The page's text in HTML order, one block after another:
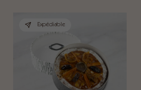
Expédiable